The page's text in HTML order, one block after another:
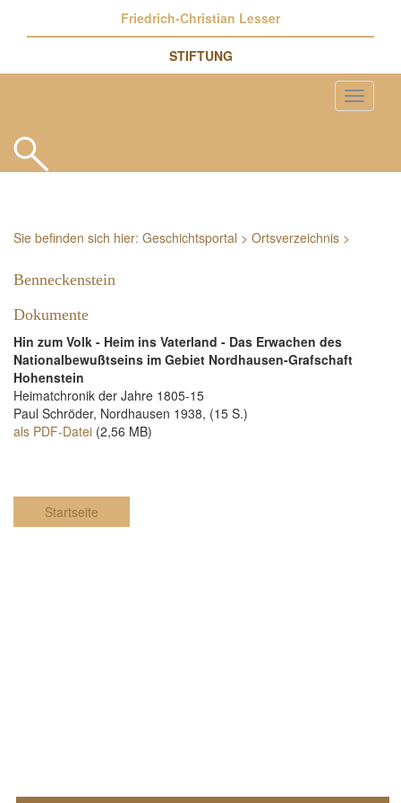
Friedrich-Christian Lesser
STIFTUNG
Sie befinden sich hier: Geschichtsportal > Ortsverzeichnis >
Benneckenstein
Dokumente
Hin zum Volk - Heim ins Vaterland - Das Erwachen des
Nationalbewußtseins im Gebiet Nordhausen-Grafschaft
Hohenstein
Heimatchronik der Jahre 1805-15
Paul Schröder, Nordhausen 1938, (15 S.)
als PDF-Datei (2,56 MB)
Startseite